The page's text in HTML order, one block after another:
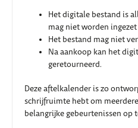
Het digitale bestand is
mag niet worden
Het bestand mag niet
Na aankoop kan het
geretourneerd.
Deze aftelkalender is zo
schrijfruimte hebt om
belangrijke gebeurtenissen op